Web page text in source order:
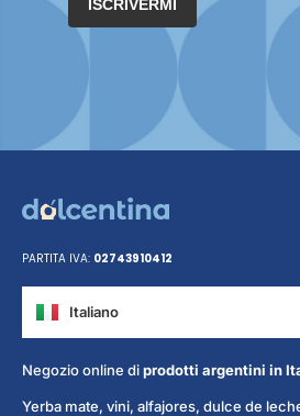
ISCRIVERMI
PARTITA IVA: 02743910412
Italiano
Español
Negozio online diprodotti argentini in
Yerba mate, vini, alfajores, dulce de